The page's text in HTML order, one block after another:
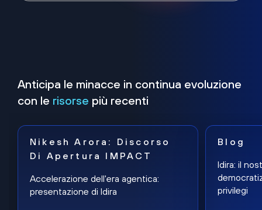
Anticipa le minacce in continua evoluzione
con le risorse più recenti
Nikesh Arora: Discorso
Di Apertura IMPACT
Accelerazione dell'era agentica:
presentazione di Idira
Blog
Idira: il
privilegi